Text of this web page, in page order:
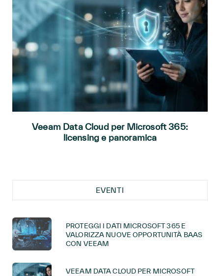
Veeam Data Cloud per Microsoft 365:
licensing e panoramica
EVENTI
PROTEGGI I DATI MICROSOFT 365 E
VALORIZZA NUOVE OPPORTUNITÀ BAAS
CON VEEAM
VEEAM DATA CLOUD PER MICROSOFT